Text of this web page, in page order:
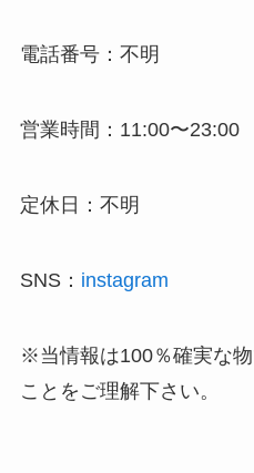
電話番号：不明
営業時間：11:00〜23:00
定休日：不明
SNS： instagram
※当情報は100％確実な
ことをご理解下さい。